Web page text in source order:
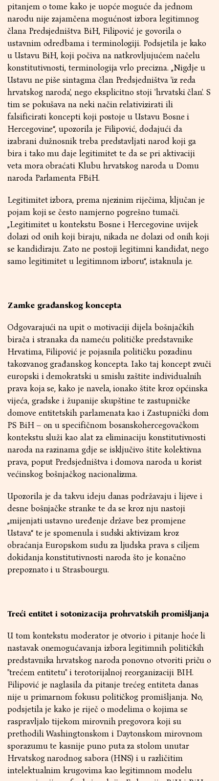
pitanjem o tome kako je uopće moguće da jednom
narodu nije zajamčena mogućnost izbora legitimnog
člana Predsjedništva BiH, Filipović je govorila o
ustavnim odredbama i terminologiji. Podsjetila je kako
u Ustavu BiH, koji počiva na natkrovljujućem načelu
konstitutivnosti, terminologija vrlo precizna. „Nigdje u
Ustavu ne piše sintagma član Predsjedništva 'iz reda
hrvatskog naroda', nego eksplicitno stoji 'hrvatski član'. S
tim se pokušava na neki način relativizirati ili
falsificirati koncepti koji postoje u Ustavu Bosne i
Hercegovine“, upozorila je Filipović, dodajući da
izabrani dužnosnik treba predstavljati narod koji ga
bira i tako mu daje legitimitet te da se pri aktivaciji
veta mora obraćati Klubu hrvatskog naroda u Domu
naroda Parlamenta FBiH.
Legitimitet izbora, prema njezinim riječima, ključan je
pojam koji se često namjerno pogrešno tumači.
„Legitimitet u kontekstu Bosne i Hercegovine uvijek
dolazi od onih koji biraju, nikada ne dolazi od onih koji
se kandidiraju. Zato ne postoji legitimni kandidat, nego
samo legitimitet u legitimnom izboru“, istaknula je.
Zamke građanskog koncepta
Odgovarajući na upit o motivaciji dijela bošnjačkih
birača i stranaka da nameću političke predstavnike
Hrvatima, Filipović je pojasnila političku pozadinu
takozvanog građanskog koncepta. Iako taj koncept zvuči
europski i demokratski u smislu zaštite individualnih
prava koja se, kako je navela, ionako štite kroz općinska
vijeća, gradske i županije skupštine te zastupničke
domove entitetskih parlamenata kao i Zastupnički dom
PS BiH – on u specifičnom bosanskohercegovačkom
kontekstu služi kao alat za eliminaciju konstitutivnosti
naroda na razinama gdje se isključivo štite kolektivna
prava, poput Predsjedništva i domova naroda u korist
većinskog bošnjačkog nacionalizma.
Upozorila je da takvu ideju danas podržavaju i lijeve i
desne bošnjačke stranke te da se kroz nju nastoji
„mijenjati ustavno uređenje države bez promjene
Ustava“ te je spomenula i sudski aktivizam kroz
obraćanja Europskom sudu za ljudska prava s ciljem
dokidanja konstitutivnosti naroda što je konačno
prepoznato i u Strasbourgu.
Treći entitet i sotonizacija prohrvatskih promišljanja
U tom kontekstu moderator je otvorio i pitanje hoće li
nastavak onemogućavanja izbora legitimnih političkih
predstavnika hrvatskog naroda ponovno otvoriti priču o
"trećem entitetu" i terotorijalnoj reorganizaciji BIH.
Filipović je naglasila da pitanje trećeg entiteta danas
nije u primarnom fokusu političkog promišljanja. No,
podsjetila je kako je riječ o modelima o kojima se
raspravljalo tijekom mirovnih pregovora koji su
prethodili Washingtonskom i Daytonskom mirovnom
sporazumu te kasnije puno puta za stolom unutar
Hrvatskog narodnog sabora (HNS) i u različitim
intelektualnim krugovima kao legitimnom modelu